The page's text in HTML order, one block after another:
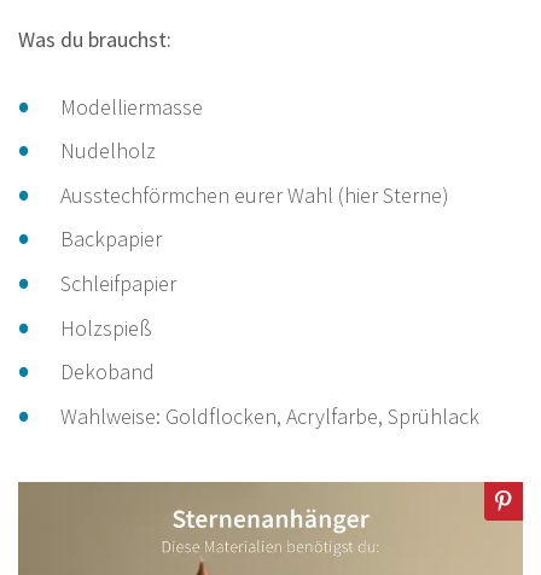
Was du brauchst:
Modelliermasse
Nudelholz
Ausstechförmchen eurer Wahl (hier Sterne)
Backpapier
Schleifpapier
Holzspieß
Dekoband
Wahlweise: Goldflocken, Acrylfarbe, Sprühlack